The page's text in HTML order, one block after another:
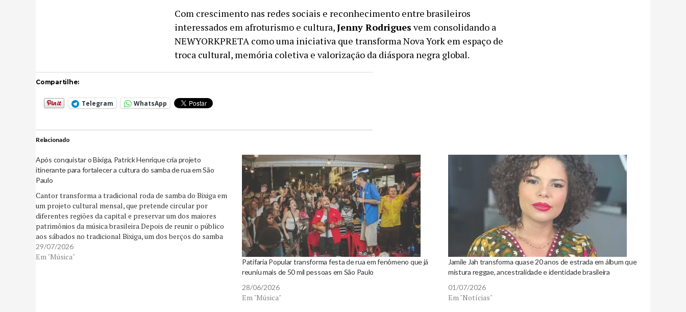
Com crescimento nas redes sociais e reconhecimento entre brasileiros
interessados em afroturismo e cultura,Jenny Rodrigues vem consolidando a
NEWYORKPRETA como uma iniciativa que transforma Nova York em espaço de
troca cultural, memória coletiva e valorização da diáspora negra global.
Compartilhe:
Telegram WhatsApp
Relacionado
Após conquistar o Bixiga, Patrick Henrique cria projeto
itinerante para fortalecer a cultura do samba de rua em São
Paulo
Cantor transforma a tradicional roda de samba do Bixiga em
um projeto cultural mensal, que pretende circular por
diferentes regiões da capital e preservar um dos maiores
patrimônios da música brasileira Depois de reunir o público
aos sábados no tradicional Bixiga, um dos berços do samba
paulistano, Patrick Henrique inicia…
29/07/2026
Em "Música"
Patifaria Popular transforma festa de rua em fenômeno que já
reuniu mais de 50 mil pessoas em São Paulo
28/06/2026
Em "Música"
Jamile Jah transforma quase 20 anos de estrada em álbum que
mistura reggae, ancestralidade e identidade brasileira
01/07/2026
Em "Notícias"